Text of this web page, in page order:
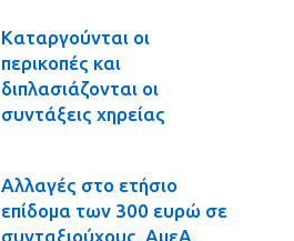
Καταργούνται οι
περικοπές και
διπλασιάζονται οι
συντάξεις χηρείας
Αλλαγές στο ετήσιο
επίδομα των 300 ευρώ σε
συνταξιούχους, ΑμεΑ,